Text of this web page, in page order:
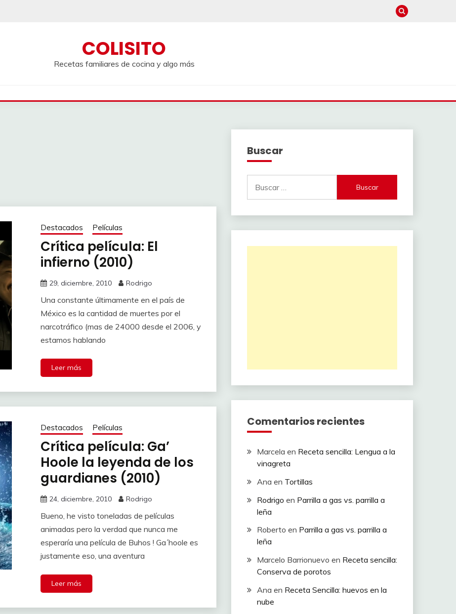
COLISITO
Recetas familiares de cocina y algo más
Destacados Películas
Crítica película: El
infierno (2010)
29, diciembre, 2010 Rodrigo
Una constante últimamente en el país de
México es la cantidad de muertes por el
narcotráfico (mas de 24000 desde el 2006, y
estamos hablando
Leer más
Destacados Películas
Crítica película: Ga’
Hoole la leyenda de los
guardianes (2010)
24, diciembre, 2010 Rodrigo
Bueno, he visto toneladas de películas
animadas pero la verdad que nunca me
esperaría una película de Buhos ! Ga´hoole es
justamente eso, una aventura
Leer más
Buscar
Comentarios recientes
Marcela en Receta sencilla: Lengua a la
vinagreta
Ana en Tortillas
Rodrigo en Parrilla a gas vs. parrilla a
leña
Roberto en Parrilla a gas vs. parrilla a
leña
Marcelo Barrionuevo en Receta sencilla:
Conserva de porotos
Ana en Receta Sencilla: huevos en la
nube